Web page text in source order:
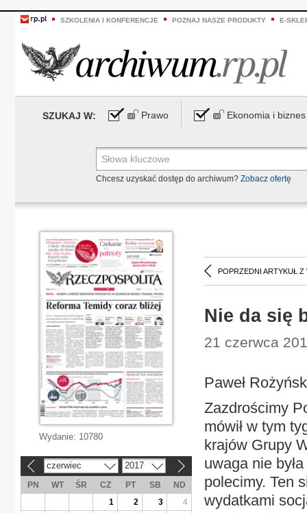
SZKOLENIA I KONFERENCJE POZNAJ NASZE PRODUKTY E-
SZUKAJ W: Prawo Ekonomia i biznes
Chcesz uzyskać dostęp do archiwum? Zobacz ofertę
POPRZEDNI ARTYKUŁ Z
Nie da się
21 czerwca
Paweł
Zazdrościmy
mówił w tym
krajów Grupy
uwaga nie
polecimy. Ten
wydatkami
Wydanie: 10780
czerwiec 2017
PN WT ŚR CZ PT SB
ND
1
2 3
4